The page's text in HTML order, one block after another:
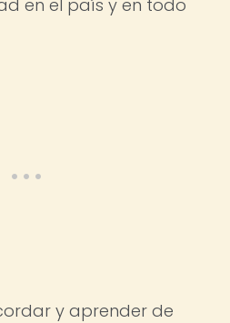
en el país y en todo
y aprender de